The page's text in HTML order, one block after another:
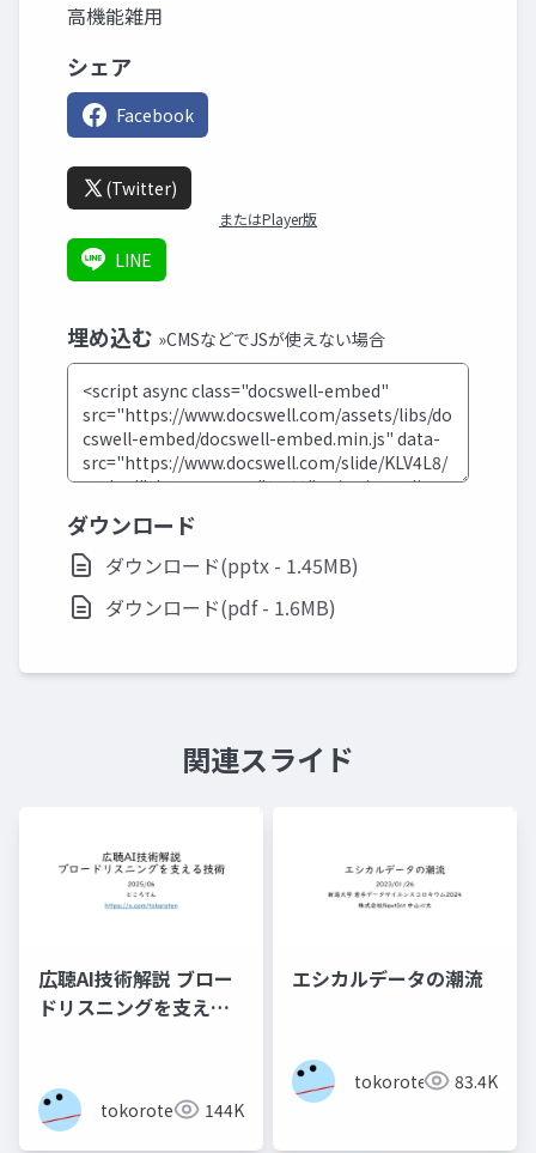
高機能雑用
シェア
Facebook
(Twitter)
またはPlayer版
LINE
埋め込む »CMSなどでJSが使えない場合
ダウンロード
ダウンロード(pptx - 1.45MB)
ダウンロード(pdf - 1.6MB)
関連スライド
広聴AI技術解説 ブロー
ドリスニングを支える
tokoroten 144K
エシカルデータの潮流
tokoroten 83.4K